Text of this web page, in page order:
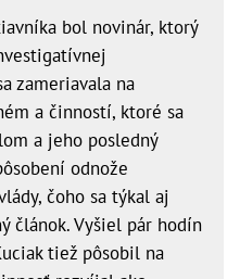
bol novinár, ktorý
zameriavala na
a činností, ktoré sa
a jeho posledný
odnože
čoho sa týkal aj
článok. Vyšiel pár hodín
tiež pôsobil na